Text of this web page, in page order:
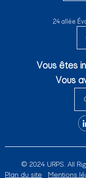
24 allée
Vous êtes
Vous
© 2024 URPS. All
Plan du site
Mentions